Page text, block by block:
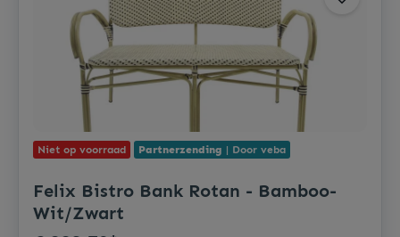
Niet op voorraad Partnerzending | Door veba
Felix Bistro Bank Rotan - Bamboo-
Wit/Zwart